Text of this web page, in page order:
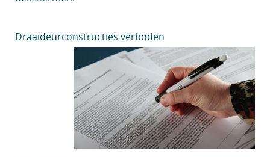
Draaideurconstructies verboden